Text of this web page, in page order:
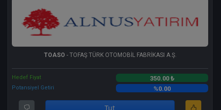
TOASO - TOFAŞ TÜRK OTOMOBİL FABRİKASI A.Ş.
Hedef Fiyat 350.00 ₺
Potansiyel Getiri %0.00
Tut